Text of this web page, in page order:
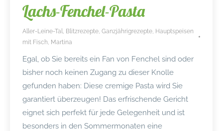
Lachs-Fenchel-Pasta
Aller-Leine-Tal Blitzrezepte Ganzjährigrezepte Hauptspeisen
mit Fisch Martina
Egal, ob Sie bereits ein Fan von Fenchel sind oder
bisher noch keinen Zugang zu dieser Knolle
gefunden haben: Diese cremige Pasta wird Sie
garantiert überzeugen! Das erfrischende Gericht
eignet sich perfekt für jede Gelegenheit und ist
besonders in den Sommermonaten eine